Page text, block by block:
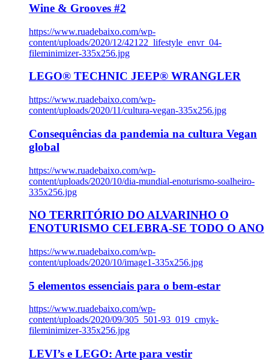
Wine & Grooves #2
https://www.ruadebaixo.com/wp-
content/uploads/2020/12/42122_lifestyle_envr_04-
fileminimizer-335x256.jpg
LEGO® TECHNIC JEEP® WRANGLER
https://www.ruadebaixo.com/wp-
content/uploads/2020/11/cultura-vegan-335x256.jpg
Consequências da pandemia na cultura Vegan
global
https://www.ruadebaixo.com/wp-
content/uploads/2020/10/dia-mundial-enoturismo-soalheiro-
335x256.jpg
NO TERRITÓRIO DO ALVARINHO O
ENOTURISMO CELEBRA-SE TODO O ANO
https://www.ruadebaixo.com/wp-
content/uploads/2020/10/image1-335x256.jpg
5 elementos essenciais para o bem-estar
https://www.ruadebaixo.com/wp-
content/uploads/2020/09/305_501-93_019_cmyk-
fileminimizer-335x256.jpg
LEVI’s e LEGO: Arte para vestir